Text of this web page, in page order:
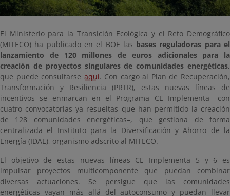
El Ministerio para la Transición Ecológica y el Reto Demográfico
(MITECO) ha publicado en el BOE las bases reguladoras para el
lanzamiento de 120 millones de euros adicionales para la
creación de proyectos singulares de comunidades energéticas,
que puede consultarse aquí. Con cargo al Plan de Recuperación,
Transformación y Resiliencia (PRTR), estas nuevas líneas de
incentivos se enmarcan en el Programa CE Implementa –con
cuatro convocatorias ya resueltas que han permitido la creación
de 128 comunidades energéticas–, que gestiona de forma
centralizada el Instituto para la Diversificación y Ahorro de la
Energía (IDAE), organismo adscrito al MITECO.
El objetivo de estas nuevas líneas CE Implementa 5 y 6 es
impulsar proyectos multicomponente que puedan combinar
diversas actuaciones. Se persigue que las comunidades
energéticas vayan más allá del autoconsumo y puedan llevar